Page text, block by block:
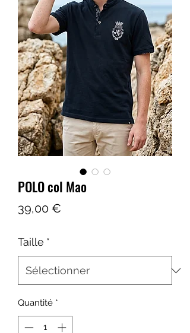
POLO col Mao
39,00 €
Taille *
Quantité *